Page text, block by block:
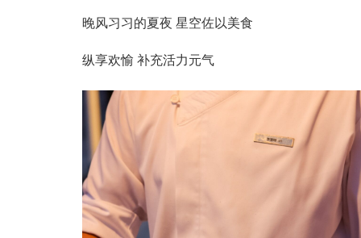
晚风习习的夏夜 星空佐以美食
纵享欢愉 补充活力元气